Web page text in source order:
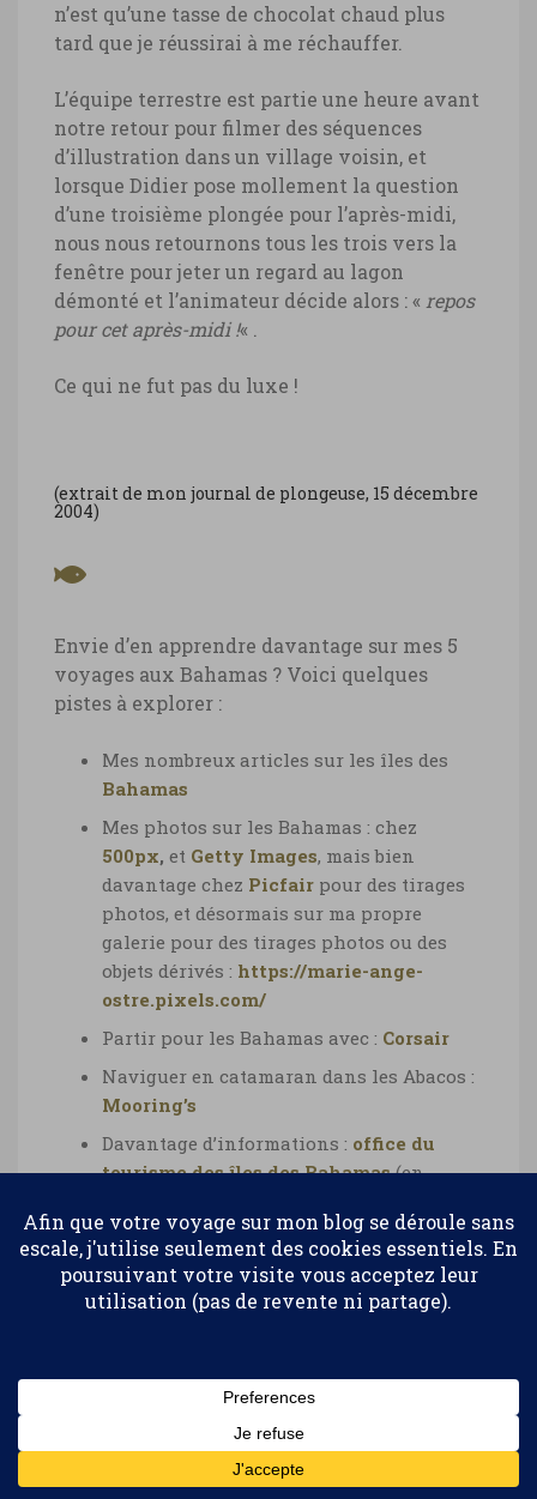
n’est qu’une tasse de chocolat chaud plus
tard que je réussirai à me réchauffer.
L’équipe terrestre est partie une heure avant
notre retour pour filmer des séquences
d’illustration dans un village voisin, et
lorsque Didier pose mollement la question
d’une troisième plongée pour l’après-midi,
nous nous retournons tous les trois vers la
fenêtre pour jeter un regard au lagon
démonté et l’animateur décide alors : « repos
pour cet après-midi !« .
Ce qui ne fut pas du luxe !
(extrait de mon journal de plongeuse, 15 décembre
2004)
Envie d’en apprendre davantage sur mes 5
voyages aux Bahamas ? Voici quelques
pistes à explorer :
Mes nombreux articles sur les îles des
Bahamas
Mes photos sur les Bahamas : chez
500px, et Getty Images, mais bien
davantage chez Picfair pour des tirages
photos, et désormais sur ma propre
galerie pour des tirages photos ou des
objets dérivés : https://marie-ange-
ostre.pixels.com/
Partir pour les Bahamas avec : Corsair
Naviguer en catamaran dans les Abacos :
Mooring’s
Davantage d’informations : office du
tourisme des îles des Bahamas(en
J’ai testé et je vous recommande les
hôtels :Atlantis The Cove (Paradise
Island),Big Game Club(Bimini),Cape
(Harbour Island),Fernandez Bay Village
(Paradise Island),
New Providence),Paradise Bay
Confidentialité et cookies : ce site utilise des cookies. En continuant à
Pour en savoir plus, notamment sur la façon de contrôler les
Politique relative aux cookies